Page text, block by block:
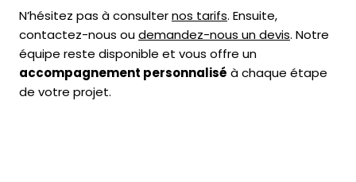
N’hésitez pas à consulternos tarifs. Ensuite,
contactez-nous oudemandez-nous un devis. Notre
équipe reste disponible et vous offre un
accompagnement personnalisé à chaque étape
de votre projet.